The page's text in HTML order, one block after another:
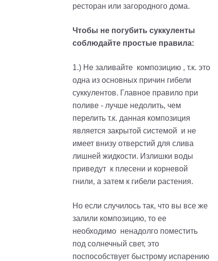
ресторан или загородного дома.
Чтобы не погубить суккуленты
соблюдайте простые правила:
1.) Не заливайте композицию , т.к. это
одна из основных причин гибели
суккулентов. Главное правило при
поливе - лучше недолить, чем
перелить т.к. данная композиция
является закрытой системой и не
имеет внизу отверстий для слива
лишней жидкости. Излишки воды
приведут к плесени и корневой
гнили, а затем к гибели растения.
Но если случилось так, что вы все же
залили композицию, то ее
необходимо ненадолго поместить
под солнечный свет, это
поспособствует быстрому испарению